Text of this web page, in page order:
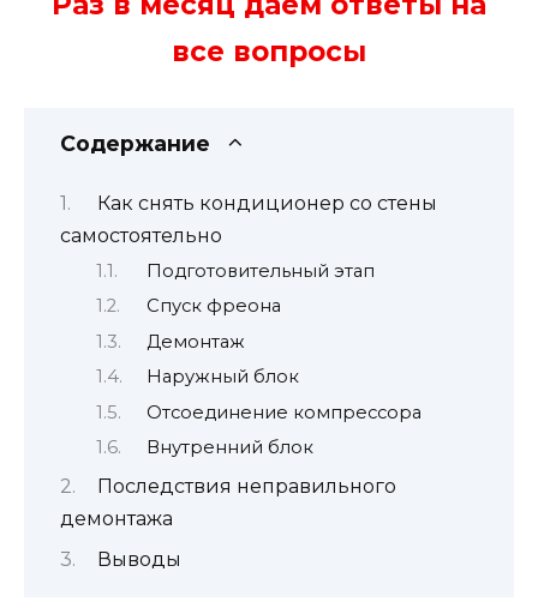
все вопросы
Содержание
Как снять кондиционер со стены
самостоятельно
Подготовительный этап
Спуск фреона
Демонтаж
Наружный блок
Отсоединение компрессора
Внутренний блок
Последствия неправильного
демонтажа
Выводы